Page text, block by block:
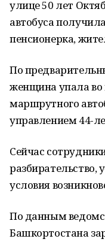
улице 50 лет
автобуса
пенсионерка,
По
женщина упала
маршрутного
управлением 44-
Сейчас
разбирательство,
условия
По данным
Башкортостана